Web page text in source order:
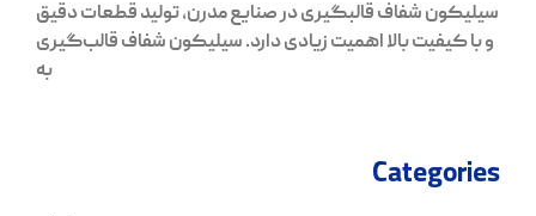
سیلیکون شفاف قالبگیری در صنایع مدرن، تولید قطعات دقیق
و با کیفیت بالا اهمیت زیادی دارد. سیلیکون شفاف قالب‌گیری
به
Categories